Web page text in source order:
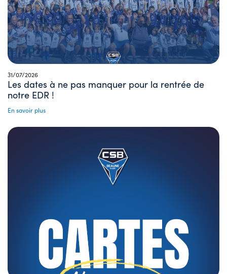
31/07/2026
Les dates à ne pas manquer pour la rentrée de
notre EDR !
En savoir plus